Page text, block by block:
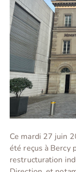
Ce mardi 27 juin
été reçus à Bercy
restructuration